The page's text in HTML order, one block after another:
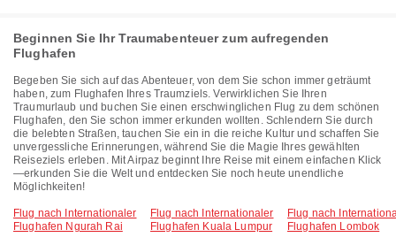
Beginnen Sie Ihr Traumabenteuer zum aufregenden
Flughafen
Begeben Sie sich auf das Abenteuer, von dem Sie schon immer geträumt
haben, zum Flughafen Ihres Traumziels. Verwirklichen Sie Ihren
Traumurlaub und buchen Sie einen erschwinglichen Flug zu dem schönen
Flughafen, den Sie schon immer erkunden wollten. Schlendern Sie durch
die belebten Straßen, tauchen Sie ein in die reiche Kultur und schaffen Sie
unvergessliche Erinnerungen, während Sie die Magie Ihres gewählten
Reiseziels erleben. Mit Airpaz beginnt Ihre Reise mit einem einfachen Klick
—erkunden Sie die Welt und entdecken Sie noch heute unendliche
Möglichkeiten!
Flug nach Internationaler
Flughafen Ngurah Rai
Flug nach Internationaler
Flughafen Kuala Lumpur
Flug nach
Flughafen Lombok